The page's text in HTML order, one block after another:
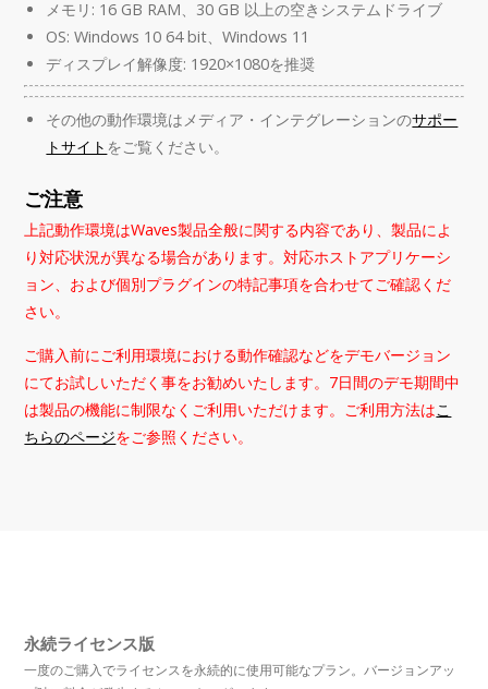
メモリ: 16 GB RAM、30 GB 以上の空きシステムドライブ
OS: Windows 10 64 bit、Windows 11
ディスプレイ解像度: 1920×1080を推奨
その他の動作環境はメディア・インテグレーションのサポー
トサイト をご覧ください。
ご注意
上記動作環境はWaves製品全般に関する内容であり、製品によ
り対応状況が異なる場合があります。対応ホストアプリケーシ
ョン、および個別プラグインの特記事項を合わせてご確認くだ
さい。
ご購入前にご利用環境における動作確認などをデモバージョン
にてお試しいただく事をお勧めいたします。7日間のデモ期間中
は製品の機能に制限なくご利用いただけます。ご利用方法はこ
ちらのページをご参照ください。
永続ライセンス版
一度のご購入でライセンスを永続的に使用可能なプラン。バージョンアッ